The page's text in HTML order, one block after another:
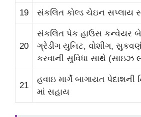
19 સંકલિત કોલ્ડ ચેઇન સપ્લાય
20
સંકલિત પેક હાઉસ કન્વેયર
ગ્રેડીંગ યુનિટ, વોશીંગ,
કરવાની સુવિધા સાથે (સાઇઝ
21
હવાઇ માર્ગે બાગાયત પેદાશની
માં સહાય